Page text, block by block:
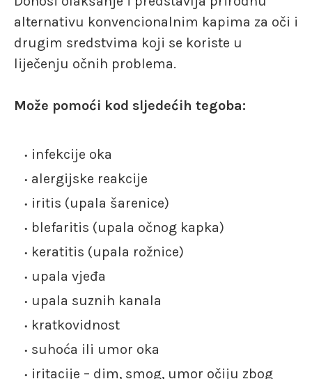
alternativu konvencionalnim kapima za oči i
drugim sredstvima koji se koriste u
liječenju očnih problema.
Može pomoći kod sljedećih tegoba:
infekcije oka
alergijske reakcije
iritis (upala šarenice)
blefaritis (upala očnog kapka)
keratitis (upala rožnice)
upala vjeđa
upala suznih kanala
kratkovidnost
suhoća ili umor oka
iritacije – dim, smog, umor očiju zbog